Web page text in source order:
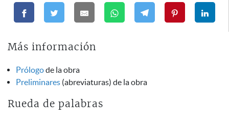
Más información
Prólogode la obra
Preliminares (abreviaturas) de la obra
Rueda de palabras